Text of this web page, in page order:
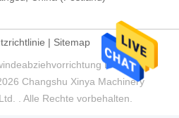
| Sitemap
Lieferant.
Changshu Xinya Machinery
. Alle Rechte vorbehalten.